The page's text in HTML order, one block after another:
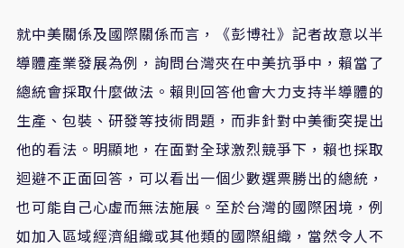
就中美關係及國際關係而言，《彭博社》記者故意以半
導體產業發展為例，詢問台灣夾在中美抗爭中，賴當了
總統會採取什麼做法。賴則回答他會大力支持半導體的
生產、包裝、研發等技術問題，而非針對中美衝突提出
他的看法。明顯地，在面對全球激烈競爭下，賴也採取
迴避不正面回答，可以看出一個少數選票勝出的總統，
也可能自己心虛而無法施展。至於台灣的國際困境，例
如加入區域經濟組織或其他類的國際組織，當然令人不